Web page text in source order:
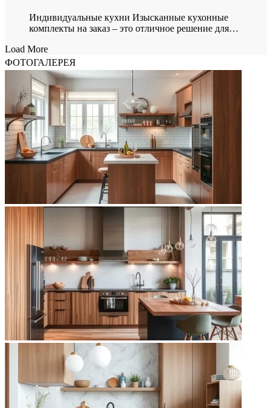
Индивидуальные кухни Изысканные кухонные
комплекты на заказ – это отличное решение для…
Load More
ФОТОГАЛЕРЕЯ